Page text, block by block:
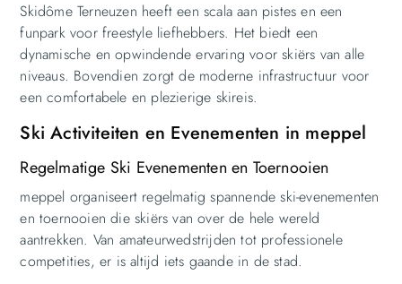
Skidôme Terneuzen heeft een scala aan pistes en een
funpark voor freestyle liefhebbers. Het biedt een
dynamische en opwindende ervaring voor skiërs van alle
niveaus. Bovendien zorgt de moderne infrastructuur voor
een comfortabele en plezierige skireis.
Ski Activiteiten en Evenementen in meppel
Regelmatige Ski Evenementen en Toernooien
meppel organiseert regelmatig spannende ski-evenementen
en toernooien die skiërs van over de hele wereld
aantrekken. Van amateurwedstrijden tot professionele
competities, er is altijd iets gaande in de stad.